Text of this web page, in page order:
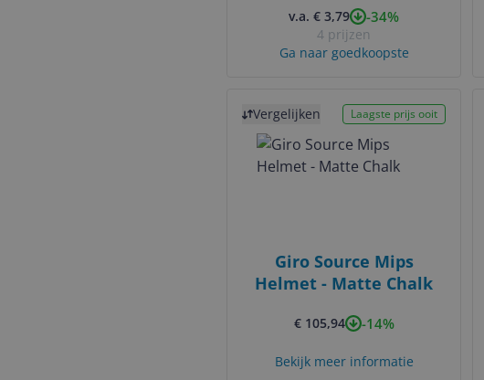
v.a. € 3,79 -34%
4 prijzen
Ga naar goedkoopste
Vergelijken Laagste prijs ooit
Giro Source Mips
Helmet - Matte Chalk
€ 105,94 -14%
Bekijk meer informatie